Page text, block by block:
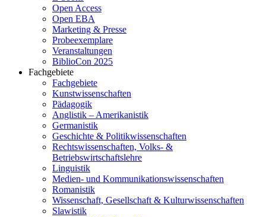
Open Access
Open EBA
Marketing & Presse
Probeexemplare
Veranstaltungen
BiblioCon 2025
Fachgebiete
Fachgebiete
Kunstwissenschaften
Pädagogik
Anglistik – Amerikanistik
Germanistik
Geschichte & Politikwissenschaften
Rechtswissenschaften, Volks- &
Betriebswirtschaftslehre
Linguistik
Medien- und Kommunikationswissenschaften
Romanistik
Wissenschaft, Gesellschaft & Kulturwissenschaften
Slawistik